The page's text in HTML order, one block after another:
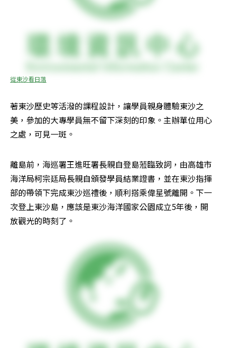
從東沙看日落
著東沙歷史等活潑的課程設計，讓學員親身體驗東沙之
美，參加的大專學員無不留下深刻的印象。主辦單位用心
之處，可見一斑。
離島前，海巡署王進旺署長親自登島蒞臨致詞，由高雄市
海洋局柯宗廷局長親自頒發學員結業證書，並在東沙指揮
部的帶領下完成東沙巡禮後，順利搭乘偉星號離開。下一
次登上東沙島，應該是東沙海洋國家公園成立5年後，開
放觀光的時刻了。